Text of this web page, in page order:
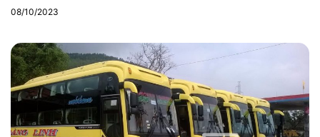
08/10/2023